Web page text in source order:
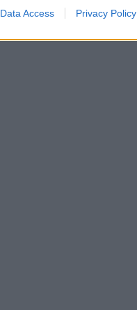
Data Access Privacy Policy